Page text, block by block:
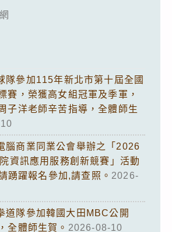
隊參加115年新北市第十屆全國
賽，榮獲高女組冠軍及季軍，
子洋老師辛苦指導，全體師生
腦商業同業公會舉辦之「2026
資訊應用服務創新競賽」活動
踴躍報名參加,請查照。 2026-
道隊參加韓國大田MBC公開
全體師生賀。 2026-08-10